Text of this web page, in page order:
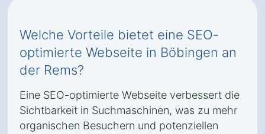
Welche Vorteile bietet eine SEO-
optimierte Webseite in Böbingen an
der Rems?
Eine SEO-optimierte Webseite verbessert die
Sichtbarkeit in Suchmaschinen, was zu mehr
organischen Besuchern und potenziellen